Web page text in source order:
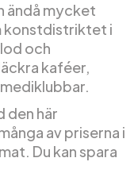
ändå mycket
konstdistriktet i
och
kaféer,
den här
av priserna i
Du kan spara